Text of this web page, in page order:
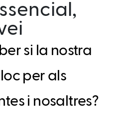
si la nostra
per als
i nosaltres?